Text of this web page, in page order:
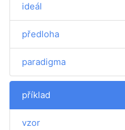
ideál
předloha
paradigma
příklad
vzor